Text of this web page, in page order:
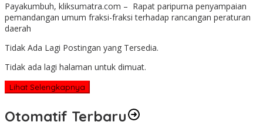
Payakumbuh, kliksumatra.com – Rapat paripurna penyampaian
pemandangan umum fraksi-fraksi terhadap rancangan peraturan
daerah
Tidak Ada Lagi Postingan yang Tersedia.
Tidak ada lagi halaman untuk dimuat.
Lihat Selengkapnya
Otomatif Terbaru